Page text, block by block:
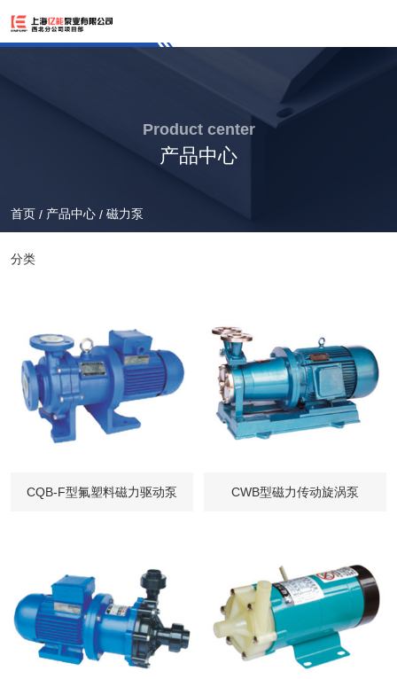
Product center
产品中心
首页 / 产品中心 / 磁力泵
分类
CQB-F型氟塑料磁力驱动泵 CWB型磁力传动旋涡泵